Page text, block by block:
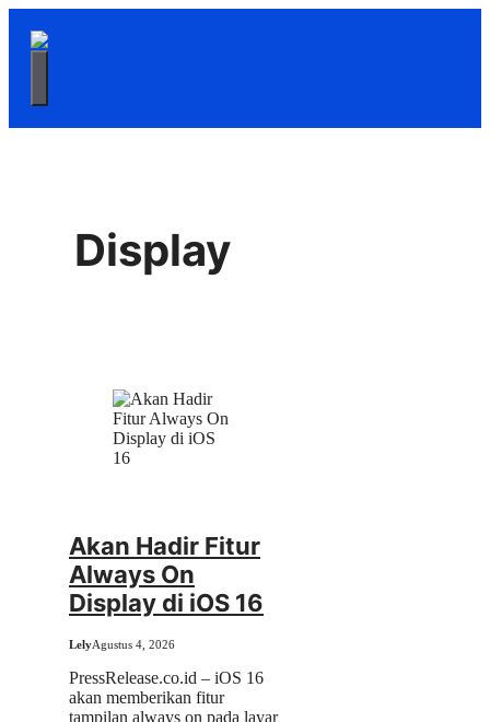
Menu
Display
Akan Hadir Fitur
Always On
Display di iOS 16
LelyAgustus 4, 2026
PressRelease.co.id – iOS 16
akan memberikan fitur
tampilan always on pada layar